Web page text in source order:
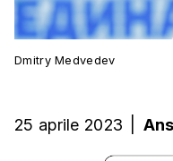
Dmitry Medvedev
25 aprile 2023